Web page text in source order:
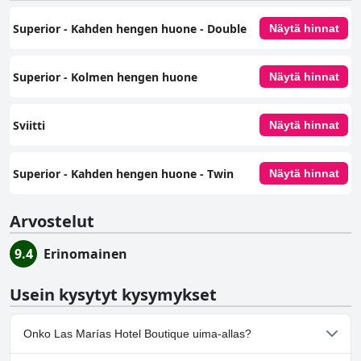
Superior - Kahden hengen huone - Double Näytä hinnat
Superior - Kolmen hengen huone Näytä hinnat
Sviitti Näytä hinnat
Superior - Kahden hengen huone - Twin Näytä hinnat
Arvostelut
9.4 Erinomainen
Usein kysytyt kysymykset
Onko Las Marías Hotel Boutique uima-allas?